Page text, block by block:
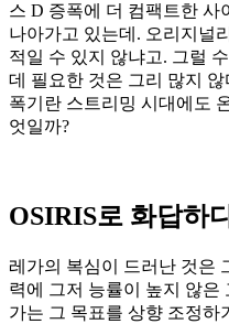
스 D 증폭에 더 컴팩트한 사
나아가고 있는데. 오리지널
적일 수 있지 않냐고. 그럴
데 필요한 것은 그리 많지
폭기란 스트리밍 시대에도
엇일까?
OSIRIS로 화답하
레가의 복심이 드러난 것은
력에 그저 능률이 높지 않은
가는 그 목표를 상향 조정하